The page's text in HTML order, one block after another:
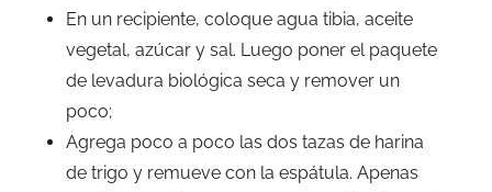
En un recipiente, coloque agua tibia, aceite
vegetal, azúcar y sal. Luego poner el paquete
de levadura biológica seca y remover un
poco;
Agrega poco a poco las dos tazas de harina
de trigo y remueve con la espátula. Apenas